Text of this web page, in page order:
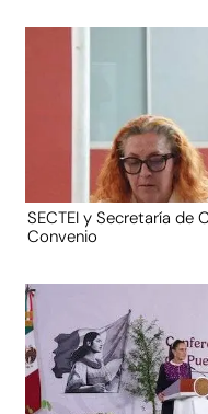
SECTEI y Secretaría de
Convenio